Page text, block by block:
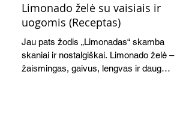
Limonado želė su vaisiais ir
uogomis (Receptas)
Jau pats žodis „Limonadas“ skamba
skaniai ir nostalgiškai. Limonado želė –
žaismingas, gaivus, lengvas ir daug